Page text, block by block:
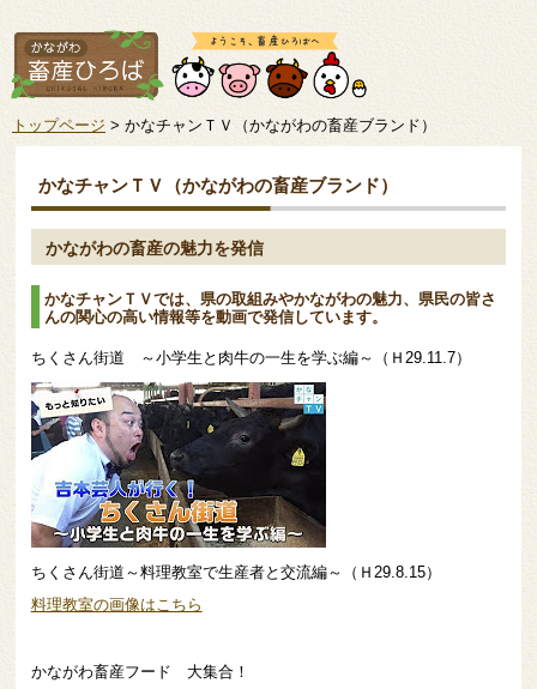
トップページ > かなチャンＴＶ（かながわの畜産ブランド）
かなチャンＴＶ（かながわの畜産ブランド）
かながわの畜産の魅力を発信
かなチャンＴＶでは、県の取組みやかながわの魅力、県民の皆さ
んの関心の高い情報等を動画で発信しています。
ちくさん街道 ～小学生と肉牛の一生を学ぶ編～（Ｈ29.11.7）
ちくさん街道～料理教室で生産者と交流編～（Ｈ29.8.15）
料理教室の画像はこちら
かながわ畜産フード 大集合！